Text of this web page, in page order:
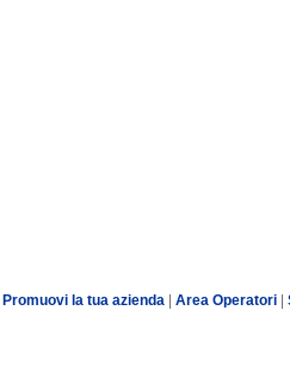
Promuovi la tua azienda Area Operatori